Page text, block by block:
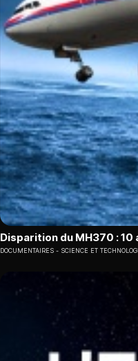
Disparition du MH370 :
DOCUMENTAIRES SCIENCE ET